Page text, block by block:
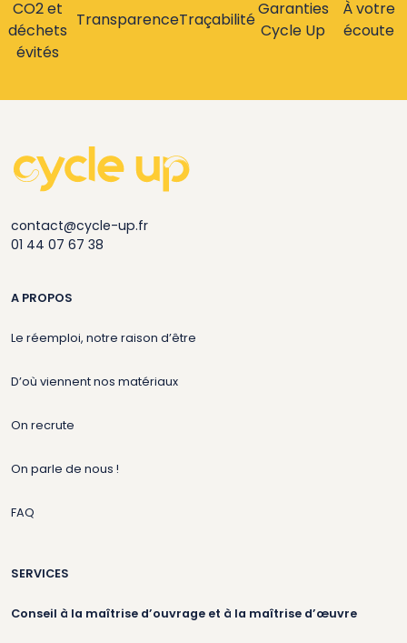
CO2 et
déchets
évités
TransparenceTraçabilité
Garanties
Cycle Up
À votre
écoute
contact@cycle-up.fr
01 44 07 67 38
A PROPOS
Le réemploi, notre raison d’être
D’où viennent nos matériaux
On recrute
On parle de nous !
FAQ
SERVICES
Conseil à la maîtrise d’ouvrage et à la maîtrise d’œuvre